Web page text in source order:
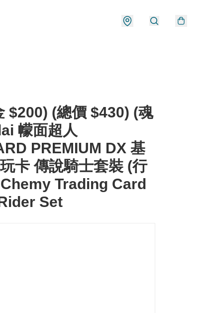
$200) (總價 $430) (魂
幪面超人
PREMIUM DX 基
卡 傳說騎士套裝 (行
Trading Card
Set